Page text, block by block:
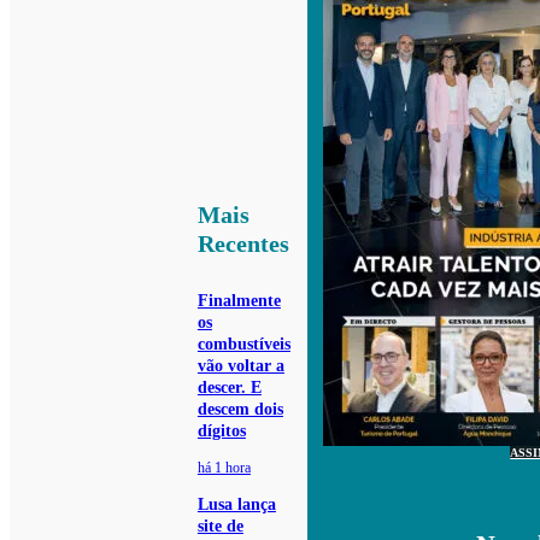
Mais
Recentes
Finalmente
os
combustíveis
vão voltar a
descer. E
descem dois
dígitos
há 1 hora
Lusa lança
site de